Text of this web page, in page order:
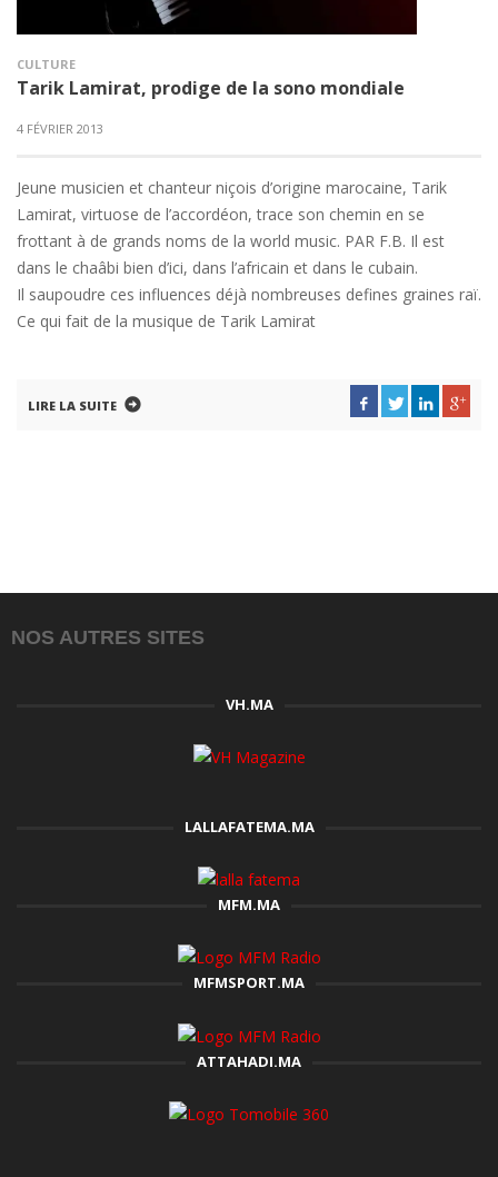
CULTURE
Tarik Lamirat, prodige de la sono mondiale
4 FÉVRIER 2013
Jeune musicien et chanteur niçois d’origine marocaine, Tarik
Lamirat, virtuose de l’accordéon, trace son chemin en se
frottant à de grands noms de la world music. PAR F.B. Il est
dans le chaâbi bien d’ici, dans l’africain et dans le cubain.
Il saupoudre ces influences déjà nombreuses defines graines raï.
Ce qui fait de la musique de Tarik Lamirat
LIRE LA SUITE
NOS AUTRES SITES
VH.MA
LALLAFATEMA.MA
MFM.MA
MFMSPORT.MA
ATTAHADI.MA